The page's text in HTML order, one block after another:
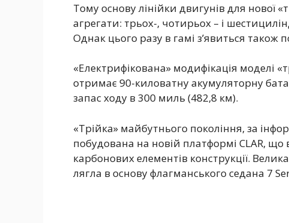
Тому основу лінійки двигунів для нової
агрегати: трьох-, чотирьох – і
Однак цього разу в гамі з’явиться також
«Електрифікована» модифікація моделі
отримає 90-киловатну акумуляторну
запас ходу в 300 миль (482,8 км).
«Трійка» майбутнього покоління, за
побудована на новій платформі CLAR,
карбонових елементів конструкції.
лягла в основу флагманського седана 7